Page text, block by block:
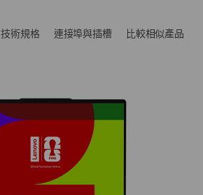
技術規格 連接埠與插槽 比較相似產品